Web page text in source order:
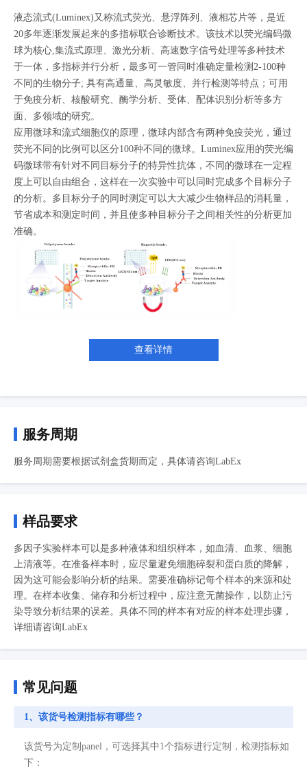
液态流式(Luminex)又称流式荧光、悬浮阵列、液相芯片等，是近
20多年逐渐发展起来的多指标联合诊断技术。该技术以荧光编码微
球为核心,集流式原理、激光分析、高速数字信号处理等多种技术
于一体，多指标并行分析，最多可一管同时准确定量检测2-100种
不同的生物分子; 具有高通量、高灵敏度、并行检测等特点；可用
于免疫分析、核酸研究、酶学分析、受体、配体识别分析等多方
面、多领域的研究。
应用微球和流式细胞仪的原理，微球内部含有两种免疫荧光，通过
荧光不同的比例可以区分100种不同的微球。Luminex应用的荧光编
码微球带有针对不同目标分子的特异性抗体，不同的微球在一定程
度上可以自由组合，这样在一次实验中可以同时完成多个目标分子
的分析。多目标分子的同时测定可以大大减少生物样品的消耗量，
节省成本和测定时间，并且使多种目标分子之间相关性的分析更加
准确。
查看详情
服务周期
服务周期需要根据试剂盒货期而定，具体请咨询LabEx
样品要求
多因子实验样本可以是多种液体和组织样本，如血清、血浆、细胞
上清液等。在准备样本时，应尽量避免细胞碎裂和蛋白质的降解，
因为这可能会影响分析的结果。需要准确标记每个样本的来源和处
理。在样本收集、储存和分析过程中，应注意无菌操作，以防止污
染导致分析结果的误差。具体不同的样本有对应的样本处理步骤，
详细请咨询LabEx
常见问题
1、该货号检测指标有哪些？
该货号为定制panel，可选择其中1个指标进行定制，检测指标如
下：